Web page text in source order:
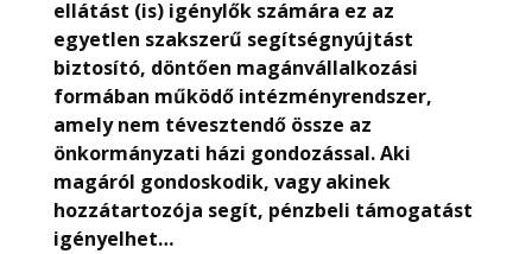
ellátást (is) igénylők számára ez az
egyetlen szakszerű segítségnyújtást
biztosító, döntően magánvállalkozási
formában működő intézményrendszer,
amely nem tévesztendő össze az
önkormányzati házi gondozással. Aki
magáról gondoskodik, vagy akinek
hozzátartozója segít, pénzbeli támogatást
igényelhet…